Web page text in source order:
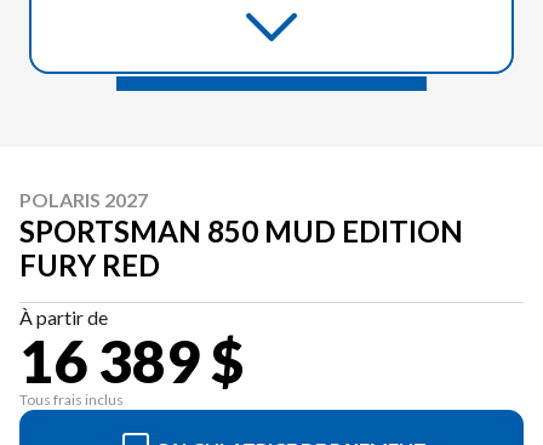
POLARIS 2027
SPORTSMAN 850 MUD EDITION
FURY RED
À partir de
16 389 $
Tous frais inclus